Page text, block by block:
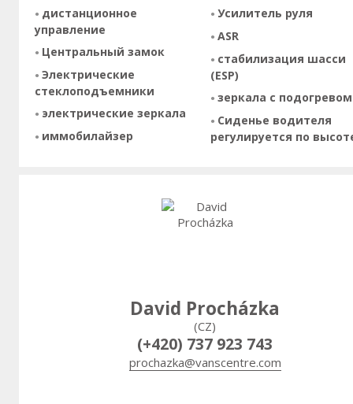
дистанционное
управление
Центральный замок
Электрические
стеклоподъемники
электрические зеркала
иммобилайзер
Усилитель руля
ASR
стабилизация шасси
(ESP)
зеркала с подогревом
Сиденье водителя
регулируется по
David Procházka
(CZ)
(+420) 737 923 743
prochazka@vanscentre.com